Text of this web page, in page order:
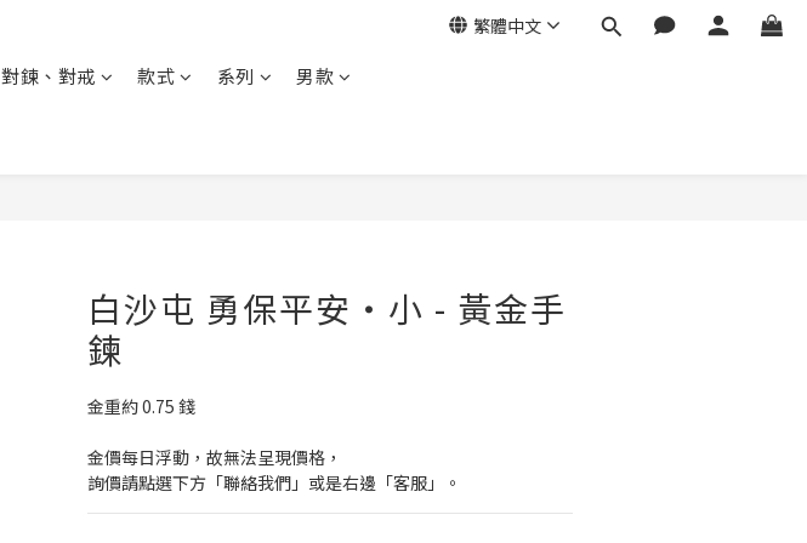
繁體中文
對鍊、對戒 款式 系列
男款
白沙屯 勇保平安・小 - 黃金手
鍊
金重約 0.75 錢
金價每日浮動，故無法呈現價格，
詢價請點選下方「聯絡我們」或是右邊「客服」。